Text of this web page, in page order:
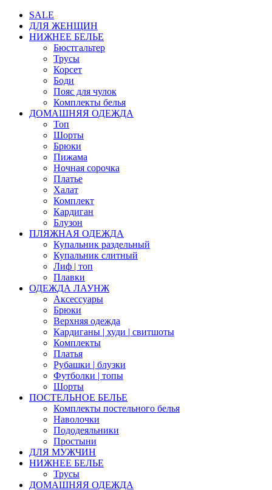
SALE
ДЛЯ ЖЕНЩИН
НИЖНЕЕ БЕЛЬЕ
Бюстгальтер
Трусы
Корсет
Боди
Пояс для чулок
Комплекты белья
ДОМАШНЯЯ ОДЕЖДА
Топ
Шорты
Брюки
Пижама
Ночная сорочка
Платье
Халат
Комплект
Кардиган
Блузон
ПЛЯЖНАЯ ОДЕЖДА
Купальник раздельный
Купальник слитный
Лиф | топ
Плавки
ОДЕЖДА ЛАУНЖ
Аксессуары
Брюки
Верхняя одежда
Кардиганы | худи | свитшоты
Комплекты
Платья
Рубашки | блузки
Футболки | топы
Шорты
ПОСТЕЛЬНОЕ БЕЛЬЕ
Комплекты постельного белья
Наволочки
Пододеяльники
Простыни
ДЛЯ МУЖЧИН
НИЖНЕЕ БЕЛЬЕ
Трусы
ДОМАШНЯЯ ОДЕЖДА